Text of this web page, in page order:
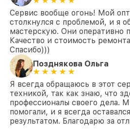
Сервис вообще огонь! Мой
столкнулся с проблемой, и я
мастерскую. Они оперативно
Качество и стоимость
Спасибо)))
Позднякова Ольга
Я всегда обращаюсь в этот
техникой, так как знаю, что
профессионалы своего дела.
помогали, и я всегда
результатом. Благодарю за